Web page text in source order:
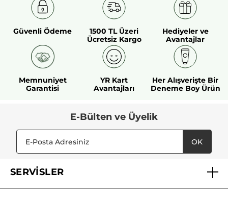
Güvenli Ödeme
1500 TL Üzeri
Ücretsiz Kargo
Hediyeler ve
Avantajlar
Memnuniyet
Garantisi
YR Kart
Avantajları
Her Alışverişte Bir
Deneme Boy Ürün
E-Bülten ve Üyelik
OK
SERVİSLER